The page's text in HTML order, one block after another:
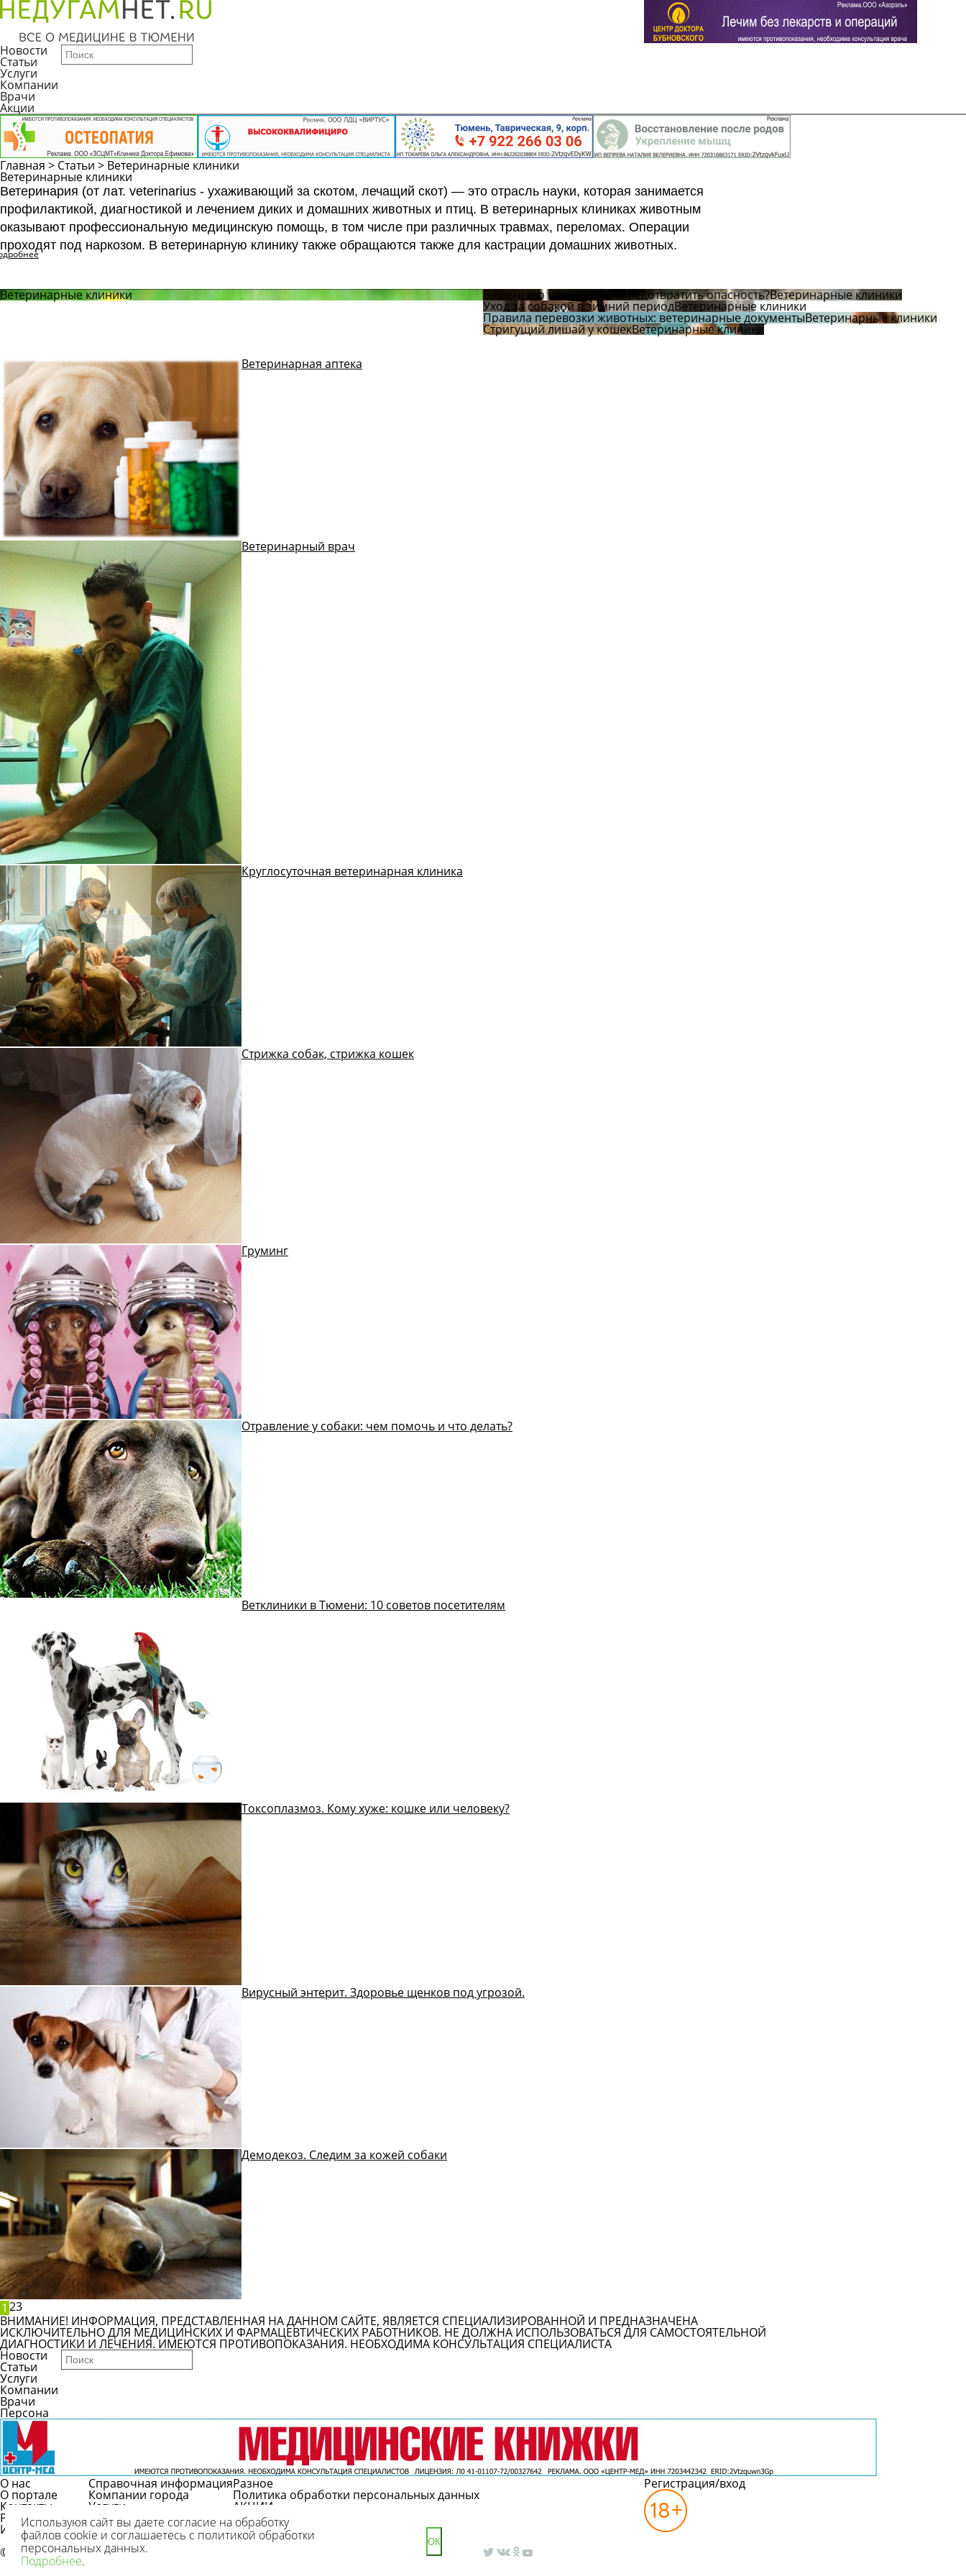
Новости
Статьи
Услуги
Компании
Врачи
Акции
Главная > Статьи > Ветеринарные клиники
Ветеринарные клиники
Ветеринария (от лат. veterinarius - ухаживающий за скотом, лечащий скот) — это отрасль науки, которая занимается
профилактикой, диагностикой и лечением диких и домашних животных и птиц. В ветеринарных клиниках животным
оказывают профессиональную медицинскую помощь, в том числе при различных травмах, переломах. Операции
проходят под наркозом. В ветеринарную клинику также обращаются также для кастрации домашних животных.
Ветеринарные клиники Бешенство у кошки. Как предотвратить опасность?Ветеринарные клиники
Уход за собакой в зимний периодВетеринарные клиники
Правила перевозки животных: ветеринарные документыВетеринарные клиники
Стригущий лишай у кошекВетеринарные клиники
Ветеринарная аптека
Ветеринарный врач
Круглосуточная ветеринарная клиника
Стрижка собак, стрижка кошек
Груминг
Отравление у собаки: чем помочь и что делать?
Ветклиники в Тюмени: 10 советов посетителям
Токсоплазмоз. Кому хуже: кошке или человеку?
Вирусный энтерит. Здоровье щенков под угрозой.
Демодекоз. Следим за кожей собаки
1 23
ВНИМАНИЕ! ИНФОРМАЦИЯ, ПРЕДСТАВЛЕННАЯ НА ДАННОМ САЙТЕ, ЯВЛЯЕТСЯ СПЕЦИАЛИЗИРОВАННОЙ И ПРЕДНАЗНАЧЕНА
ИСКЛЮЧИТЕЛЬНО ДЛЯ МЕДИЦИНСКИХ И ФАРМАЦЕВТИЧЕСКИХ РАБОТНИКОВ. НЕ ДОЛЖНА ИСПОЛЬЗОВАТЬСЯ ДЛЯ САМОСТОЯТЕЛЬНОЙ
ДИАГНОСТИКИ И ЛЕЧЕНИЯ. ИМЕЮТСЯ ПРОТИВОПОКАЗАНИЯ. НЕОБХОДИМА КОНСУЛЬТАЦИЯ СПЕЦИАЛИСТА
Новости
Статьи
Услуги
Компании
Врачи
Персона
О нас
О портале
Контакты
Реклама
Использование
Справочная информация
Компании города
Услуги
Врачи
Справочник болезней
Вопрос/ответ
Разное
Политика обработки персональных данных
АКЦИИ
Регистрация/вход
© 2009-2026 г.
Используюя сайт вы даете согласие на обработку
файлов cookie и соглашаетесь с политикой обработки
персональных данных.
Подробнее.
ОК